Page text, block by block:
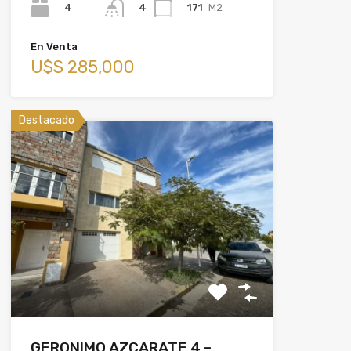
4
4
171 M2
En Venta
U$S 285,000
Destacado
GERONIMO AZCARATE 4 –